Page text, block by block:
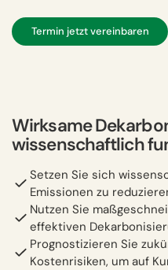
Termin jetzt vereinbaren
Wirksame
wissenschaftlich
Setzen Sie sich
Emissionen zu
Nutzen Sie
effektiven
Prognostizieren Sie
Kostenrisiken, um auf